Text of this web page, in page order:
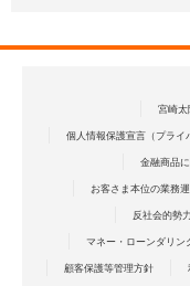
宮崎太
個人情報保護宣言（プライ
金融商品
お客さま本位の業務
反社会的勢
マネー・ローンダリン
顧客保護等管理方針